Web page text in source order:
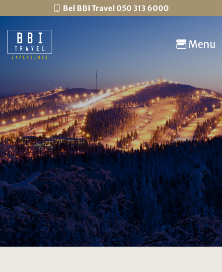
Bel BBI Travel 050 313 6000
Menu